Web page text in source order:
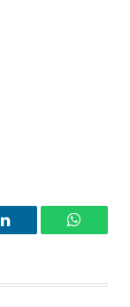
LinkedIn